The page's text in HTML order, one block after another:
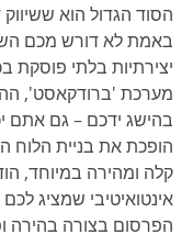
הסוד הגדול הוא ששיווק
באמת לא דורש מכם
יצירתיות בלתי פוסקת
מערכת 'ברודקאסט',
בהישג ידכם – גם אתם
הופכת את בניית הלוח
קלה ומהירה במיוחד,
אינטואיטיבי שמציג
הפרסום בצורה בהירה